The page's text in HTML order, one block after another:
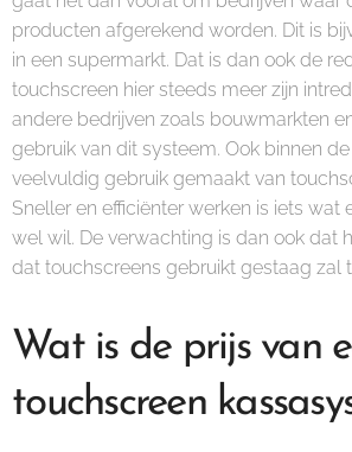
producten afgerekend worden. Dit is
in een supermarkt. Dat is dan ook de
touchscreen hier steeds meer zijn
andere bedrijven zoals bouwmarkten
gebruik van dit systeem. Ook binnen
veelvuldig gebruik gemaakt van
Sneller en efficiënter werken is iets wat
wel wil. De verwachting is dan ook dat
dat touchscreens gebruikt gestaag zal
Wat is de prijs van
touchscreen